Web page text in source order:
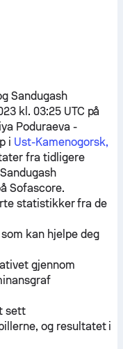
Sandugash
kl. 03:25 UTC på
Poduraeva -
i Ust-Kamenogorsk,
fra tidligere
Sandugash
Sofascore.
statistikker fra de
kan hjelpe deg
gjennom
sett
og resultatet i